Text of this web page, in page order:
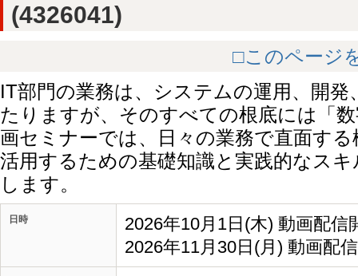
(4326041)
□このページ
IT部門の業務は、システムの運用、開
たりますが、そのすべての根底には「
画セミナーでは、日々の業務で直面す
活用するための基礎知識と実践的なス
します。
日時
2026年10月1日(木) 動画配信
2026年11月30日(月) 動画配